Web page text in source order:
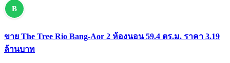
B
ขาย The Tree Rio Bang-Aor 2 ห้องนอน 59.4 ตร.ม. ราคา 3.19
ล้านบาท